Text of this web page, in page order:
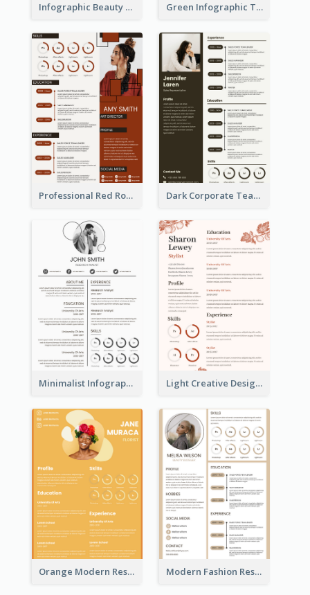
Infographic Beauty Consultant Resume Green Infographic Teacher Resume
Professional Red Rouge Resume Dark Corporate Teacher Resume
Minimalist Infographic Light Resume Light Creative Designer Resume
Orange Modern Resume Modern Fashion Resume